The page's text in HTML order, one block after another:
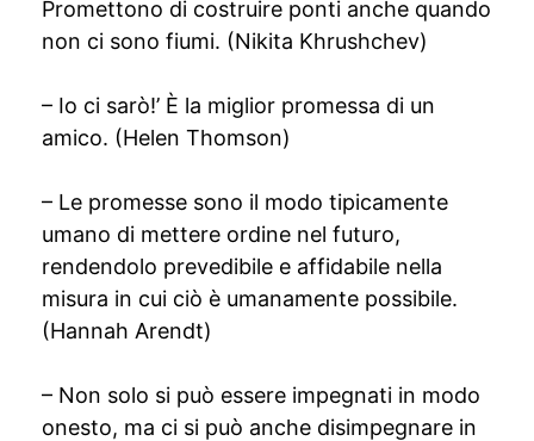
Promettono di costruire ponti anche quando
non ci sono fiumi. (Nikita Khrushchev)
– Io ci sarò!’ È la miglior promessa di un
amico. (Helen Thomson)
– Le promesse sono il modo tipicamente
umano di mettere ordine nel futuro,
rendendolo prevedibile e affidabile nella
misura in cui ciò è umanamente possibile.
(Hannah Arendt)
– Non solo si può essere impegnati in modo
onesto, ma ci si può anche disimpegnare in